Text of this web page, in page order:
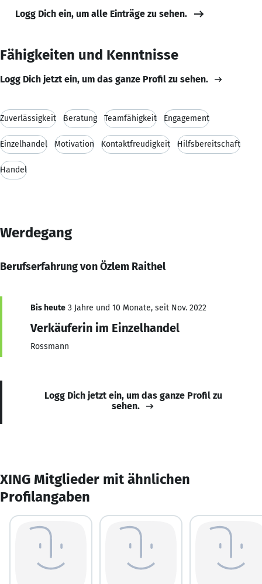
Logg Dich ein, um alle Einträge zu sehen.
Fähigkeiten und Kenntnisse
Logg Dich jetzt ein, um das ganze Profil zu sehen.
Zuverlässigkeit Beratung Teamfähigkeit Engagement
Einzelhandel Motivation Kontaktfreudigkeit Hilfsbereitschaft
Handel
Werdegang
Berufserfahrung von Özlem Raithel
Bis heute 3 Jahre und 10 Monate, seit Nov. 2022
Verkäuferin im Einzelhandel
Rossmann
Logg Dich jetzt ein, um das ganze Profil zu
sehen.
XING Mitglieder mit ähnlichen
Profilangaben